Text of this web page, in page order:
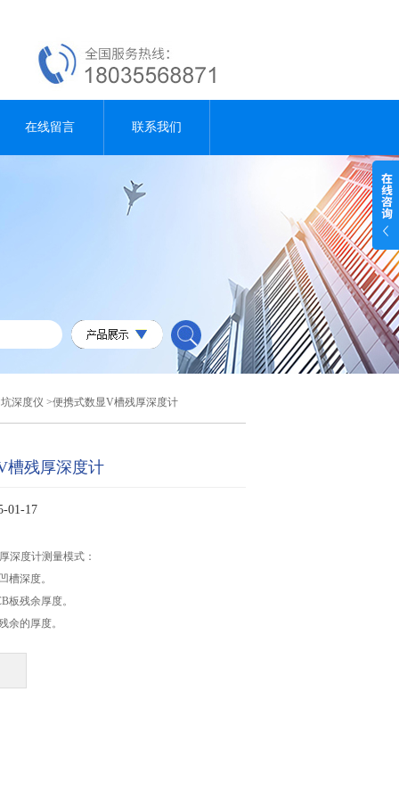
在线留言 联系我们
深度仪 >便携式数显V槽残厚深度计
槽残厚深度计
01-17
深度计测量模式：
槽深度。
板残余厚度。
余的厚度。